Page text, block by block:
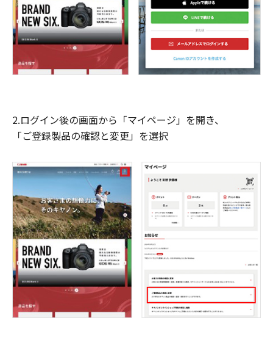
2.ログイン後の画面から「マイページ」を開き、
「ご登録製品の確認と変更」を選択